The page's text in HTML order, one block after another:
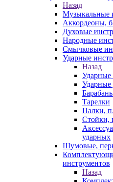
Назад
Музыкальные
Аккордеоны,
Духовые
Народные
Смычковые
Ударные
Назад
Ударные
Ударные
Тарелки
Палки,
Стойки,
ударных
Шумовые,
инструментов
Назад